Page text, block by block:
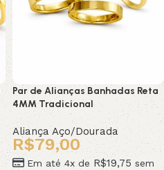
Par de Alianças Banhadas Reta
4MM Tradicional
Aliança Aço/Dourada
R$79,00
Em até 4x de R$19,75 sem